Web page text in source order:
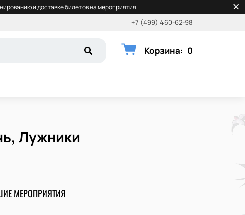
и доставке билетов на мероприятия.
+7 (499) 460-62-98
Корзина: 0
Лужники
МЕРОПРИЯТИЯ